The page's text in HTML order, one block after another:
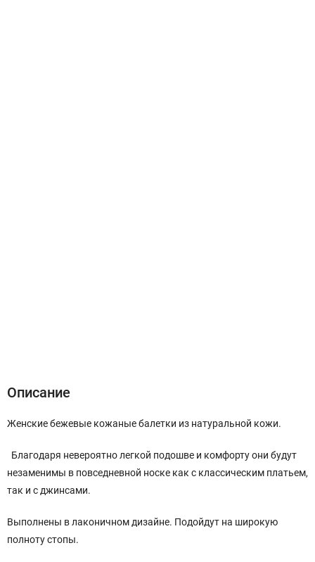
Описание
Женские бежевые кожаные балетки из натуральной кожи.
Благодаря невероятно легкой подошве и комфорту они будут
незаменимы в повседневной носке как с классическим платьем,
так и с джинсами.
Выполнены в лаконичном дизайне. Подойдут на широкую
полноту стопы.